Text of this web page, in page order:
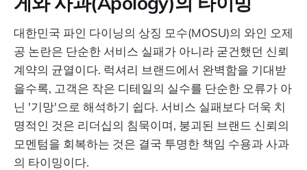
대한민국 파인 다이닝의 상징 모수(MOSU)의 와인 오제
공 논란은 단순한 서비스 실패가 아니라 굳건했던 신뢰
계약의 균열이다. 럭셔리 브랜드에서 완벽함을 기대받
을수록, 고객은 작은 디테일의 실수를 단순한 오류가 아
닌 '기망'으로 해석하기 쉽다. 서비스 실패보다 더욱 치
명적인 것은 리더십의 침묵이며, 붕괴된 브랜드 신뢰의
모멘텀을 회복하는 것은 결국 투명한 책임 수용과 사과
의 타이밍이다.